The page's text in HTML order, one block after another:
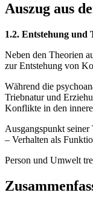
Auszug aus
1.2. Entstehung und
Neben den Theorien
zur Entstehung von
Während die
Triebnatur und
Konflikte in den
Ausgangspunkt
– Verhalten als
Person und Umwelt